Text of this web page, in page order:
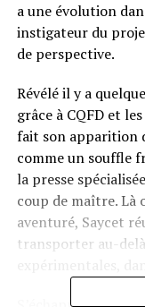
a une évolution
instigateur du
de perspective.
Révélé il y a
grâce à CQFD et
fait son apparition
comme un souffle
la presse
coup de maître. Là
aventuré, Saycet
transporter au-